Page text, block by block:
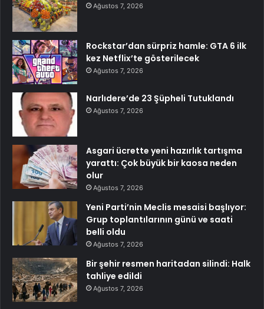
Ağustos 7, 2026
Rockstar’dan sürpriz hamle: GTA 6 ilk
kez Netflix’te gösterilecek
Ağustos 7, 2026
Narlıdere’de 23 Şüpheli Tutuklandı
Ağustos 7, 2026
Asgari ücrette yeni hazırlık tartışma
yarattı: Çok büyük bir kaosa neden
olur
Ağustos 7, 2026
Yeni Parti’nin Meclis mesaisi başlıyor:
Grup toplantılarının günü ve saati
belli oldu
Ağustos 7, 2026
Bir şehir resmen haritadan silindi: Halk
tahliye edildi
Ağustos 7, 2026